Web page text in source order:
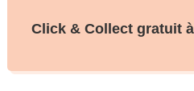
Click & Collect gratuit